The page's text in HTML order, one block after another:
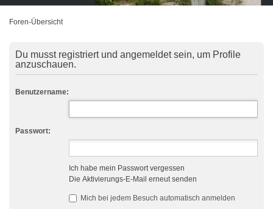
Foren-Übersicht
Du musst registriert und angemeldet sein, um Profile
anzuschauen.
Benutzername:
Passwort:
Ich habe mein Passwort vergessen
Die Aktivierungs-E-Mail erneut senden
Mich bei jedem Besuch automatisch anmelden